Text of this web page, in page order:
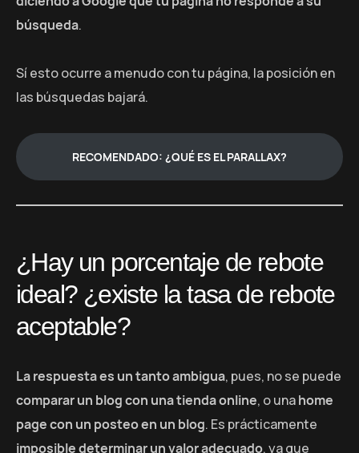
búsqueda.
Sí esto ocurre a menudo con tu página, la posición en
las búsquedas bajará.
RECOMENDADO: ¿QUÉ ES EL PARALLAX?
¿Hay un porcentaje de rebote
ideal? ¿existe la tasa de rebote
aceptable?
La respuesta es un tanto ambigua, pues, no se puede
comparar un blog con una tienda online, o unahome
page con un posteo en un blog. Es prácticamente
imposible determinar un valor adecuado, ya que